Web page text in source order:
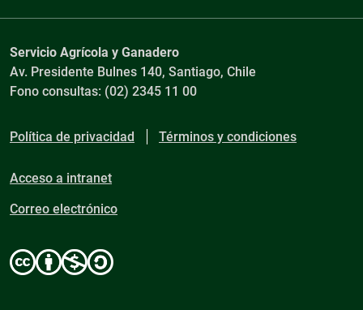
Servicio Agrícola y Ganadero
Av. Presidente Bulnes 140, Santiago, Chile
Fono consultas: (02) 2345 11 00
Política de privacidad Términos y condiciones
Acceso a intranet
Correo electrónico